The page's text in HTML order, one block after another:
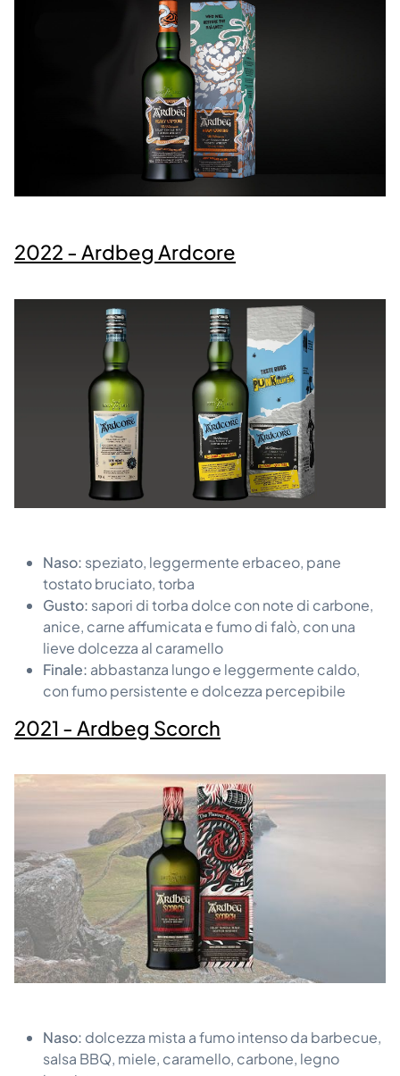
2022 - Ardbeg Ardcore
Naso: speziato, leggermente erbaceo, pane
tostato bruciato, torba
Gusto: sapori di torba dolce con note di carbone,
anice, carne affumicata e fumo di falò, con una
lieve dolcezza al caramello
Finale: abbastanza lungo e leggermente caldo,
con fumo persistente e dolcezza percepibile
2021 - Ardbeg Scorch
Naso: dolcezza mista a fumo intenso da barbecue,
salsa BBQ, miele, caramello, carbone, legno